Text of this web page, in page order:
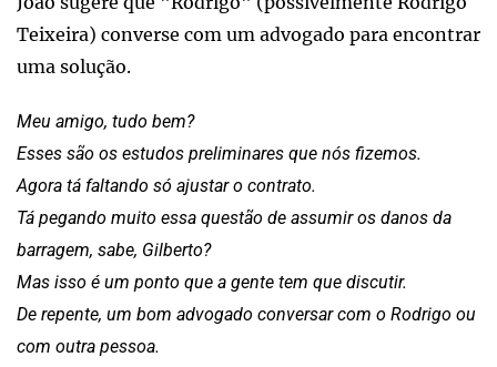
Teixeira) converse com um advogado para encontrar
uma solução.
Meu amigo, tudo bem?
Esses são os estudos preliminares que nós fizemos.
Agora tá faltando só ajustar o contrato.
Tá pegando muito essa questão de assumir os danos da
barragem, sabe, Gilberto?
Mas isso é um ponto que a gente tem que discutir.
De repente, um bom advogado conversar com o Rodrigo ou
com outra pessoa.